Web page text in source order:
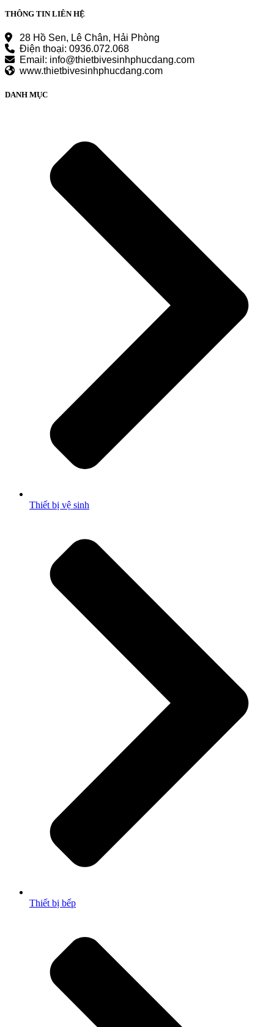
THÔNG TIN LIÊN HỆ
28 Hồ Sen, Lê Chân, Hải Phòng
Điện thoại: 0936.072.068
Email: info@thietbivesinhphucdang.com
www.thietbivesinhphucdang.com
DANH MỤC
Thiết bị vệ sinh
Thiết bị bếp